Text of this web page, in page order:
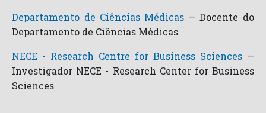
Departamento de Ciências Médicas —Docente do
Departamento de Ciências Médicas
NECE - Research Centre for Business Sciences —
Investigador NECE - Research Center for Business
Sciences